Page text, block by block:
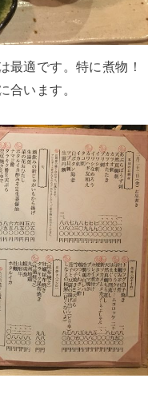
最適です。特に煮物！
合います。